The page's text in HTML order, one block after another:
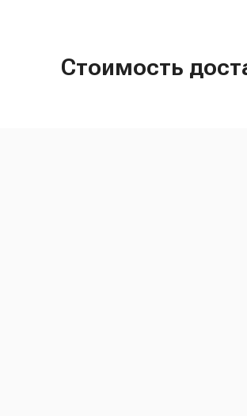
Стоимость